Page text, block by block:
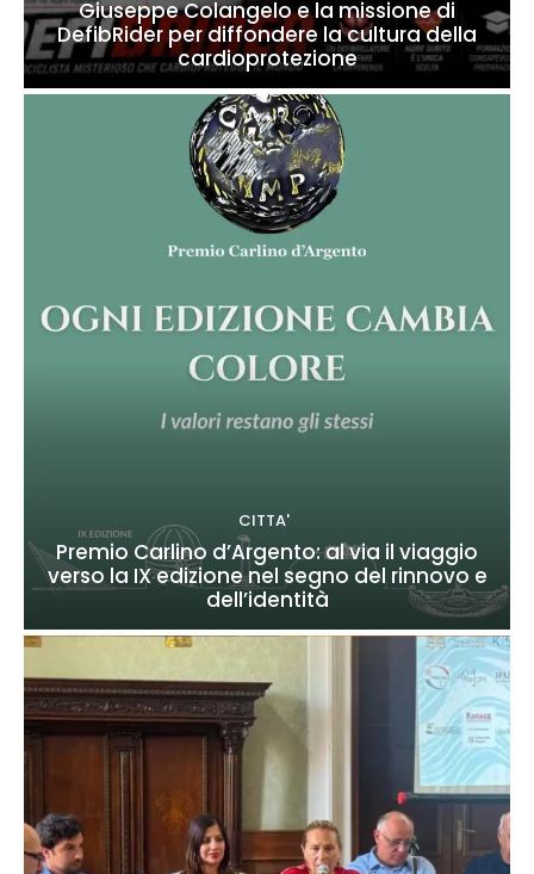
Giuseppe Colangelo e la missione di
DefibRider per diffondere la cultura della
cardioprotezione
CITTA'
Premio Carlino d’Argento: al via il viaggio
verso la IX edizione nel segno del rinnovo e
dell’identità